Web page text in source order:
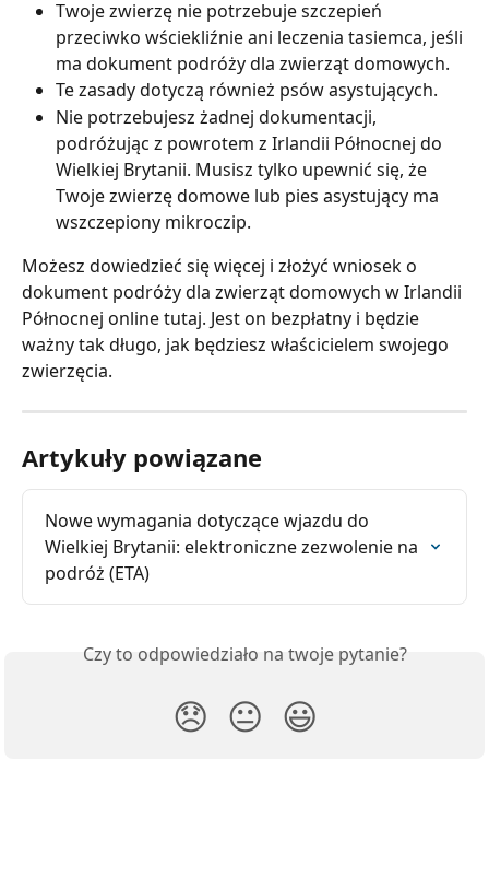
Twoje zwierzę nie potrzebuje szczepień
przeciwko wściekliźnie ani leczenia tasiemca, jeśli
ma dokument podróży dla zwierząt domowych.
Te zasady dotyczą również psów asystujących.
Nie potrzebujesz żadnej dokumentacji,
podróżując z powrotem z Irlandii Północnej do
Wielkiej Brytanii. Musisz tylko upewnić się, że
Twoje zwierzę domowe lub pies asystujący ma
wszczepiony mikroczip.
Możesz dowiedzieć się więcej i złożyć wniosek o
dokument podróży dla zwierząt domowych w Irlandii
Północnej online tutaj. Jest on bezpłatny i będzie
ważny tak długo, jak będziesz właścicielem swojego
zwierzęcia.
Artykuły powiązane
Nowe wymagania dotyczące wjazdu do
Wielkiej Brytanii: elektroniczne zezwolenie na
podróż (ETA)
Czy to odpowiedziało na twoje pytanie?
😞 😐 😃